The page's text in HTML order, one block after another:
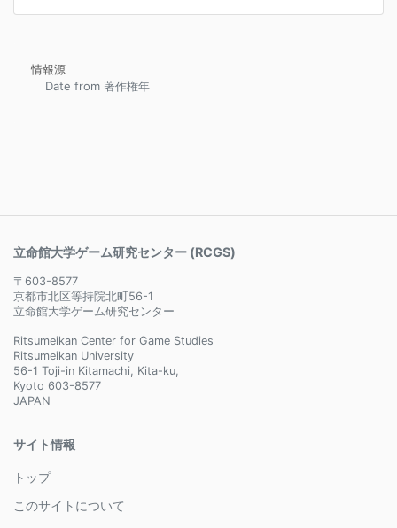
情報源
Date from 著作権年
立命館大学ゲーム研究センター (RCGS)
〒603-8577
京都市北区等持院北町56-1
立命館大学ゲーム研究センター
Ritsumeikan Center for Game Studies
Ritsumeikan University
56-1 Toji-in Kitamachi, Kita-ku,
Kyoto 603-8577
JAPAN
サイト情報
トップ
このサイトについて